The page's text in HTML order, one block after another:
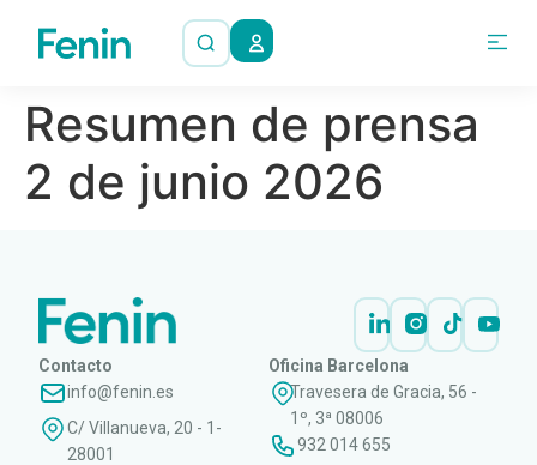
Resumen de prensa
2 de junio 2026
Contacto
info@fenin.es
C/ Villanueva, 20 - 1-
28001
Oficina Barcelona
Travesera de Gracia, 56 -
1º, 3ª 08006
932 014 655